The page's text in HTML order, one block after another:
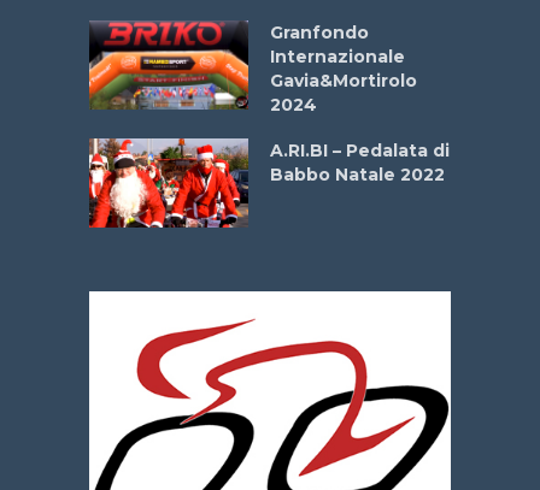
Granfondo
Internazionale
Gavia&Mortirolo
2024
A.RI.BI – Pedalata di
Babbo Natale 2022